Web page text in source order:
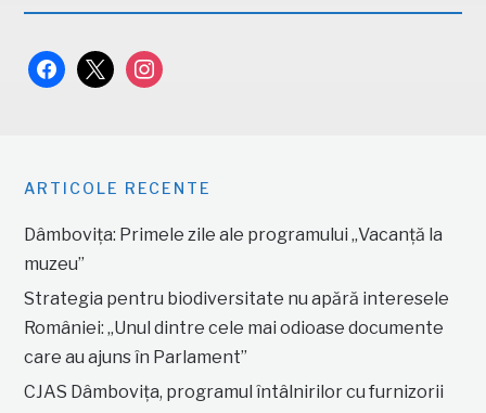
facebook
x instagram
ARTICOLE RECENTE
Dâmbovița: Primele zile ale programului „Vacanță la
muzeu”
Strategia pentru biodiversitate nu apără interesele
României: „Unul dintre cele mai odioase documente
care au ajuns în Parlament”
CJAS Dâmbovița, programul întâlnirilor cu furnizorii